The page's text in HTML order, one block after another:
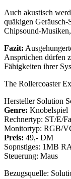
Auch akustisch
quäkigen Geräusch-
Chipsound-
Fazit:
Ansprüchen dürfen
Fähigkeiten ihrer
The Rollercoaster
Hersteller Solution
Genre: Knobelspiel
Rechnertyp: ST/E/
Monitortyp: RGB/
Preis: 49,- DM
Sopnstiges: 1MB
Steuerung: Maus
Bezugsquelle: